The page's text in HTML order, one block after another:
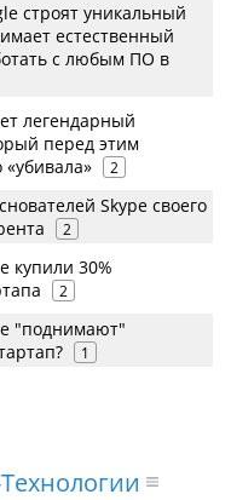
строят уникальный
естественный
с любым ПО в
легендарный
перед этим
«убивала»
2
Skype своего
2
купили 30%
2
"поднимают"
1